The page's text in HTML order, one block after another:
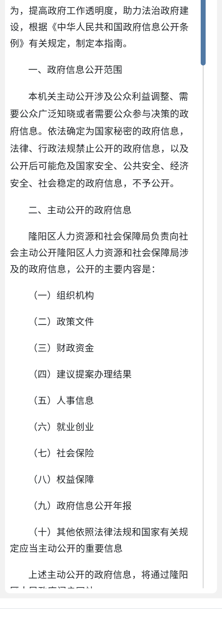
为，提高政府工作透明度，助力法治政府建
设，根据《中华人民共和国政府信息公开条
例》有关规定，制定本指南。
一、政府信息公开范围
本机关主动公开涉及公众利益调整、需
要公众广泛知晓或者需要公众参与决策的政
府信息。依法确定为国家秘密的政府信息，
法律、行政法规禁止公开的政府信息，以及
公开后可能危及国家安全、公共安全、经济
安全、社会稳定的政府信息，不予公开。
二、主动公开的政府信息
隆阳区人力资源和社会保障局负责向社
会主动公开隆阳区人力资源和社会保障局涉
及的政府信息，公开的主要内容是：
（一）组织机构
（二）政策文件
（三）财政资金
（四）建议提案办理结果
（五）人事信息
（六）就业创业
（七）社会保险
（八）权益保障
（九）政府信息公开年报
（十）其他依照法律法规和国家有关规
定应当主动公开的重要信息
上述主动公开的政府信息，将通过隆阳
区人民政府门户网站
（http://www.longyang.gov.cn）政府信息公